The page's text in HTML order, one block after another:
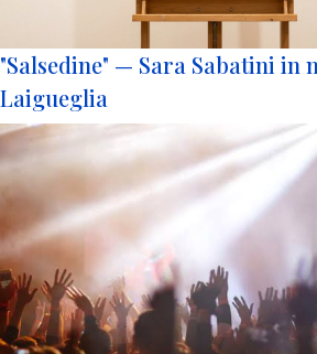
"Salsedine" — Sara Sabatini in
Laigueglia